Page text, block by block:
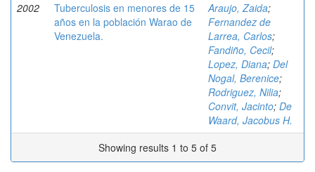
2002
Tuberculosis en menores de 15
años en la población Warao de
Venezuela.
Araujo, Zaida;
Fernandez de
Larrea, Carlos;
Fandiño, Cecil;
Lopez, Diana; Del
Nogal, Berenice;
Rodriguez, Nilia;
Convit, Jacinto; De
Waard, Jacobus H.
Showing results 1 to 5 of 5